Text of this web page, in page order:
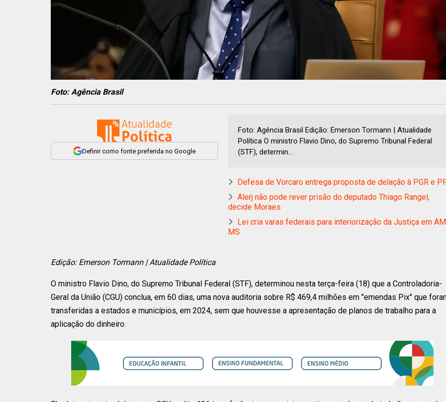
Foto: Agência Brasil
Definir como fonte preferida no Google
Foto: Agência Brasil Edição: Emerson Tormann | Atualidade
Política O ministro Flavio Dino, do Supremo Tribunal Federal
(STF), determin...
Defesa de Vorcaro entrega proposta de delação à PGR e
Alerj não pode rever prisão do deputado Thiago Rangel,
decide Moraes
Lei cria varas federais para interiorização da Justiça em
MS
Edição: Emerson Tormann | Atualidade Política
O ministro Flavio Dino, do Supremo Tribunal Federal (STF), determinou nesta terça-feira (18) que a Controladoria-
Geral da União (CGU) conclua, em 60 dias, uma nova auditoria sobre R$ 469,4 milhões em "emendas Pix" que
transferidas a estados e municípios, em 2024, sem que houvesse a apresentação de planos de trabalho para a
aplicação do dinheiro.